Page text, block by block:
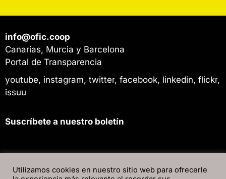
info@ofic.coop
Canarias, Murcia y Barcelona
Portal de Transparencia
youtube, instagram, twitter, facebook, linkedin, flickr,
issuu
Suscríbete a nuestro boletín
Utilizamos cookies en nuestro sitio web para ofrecerle